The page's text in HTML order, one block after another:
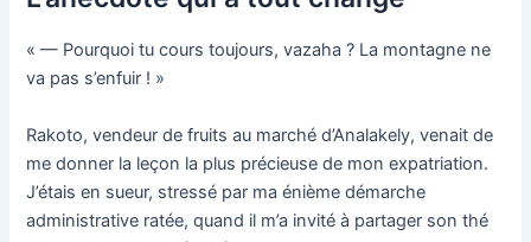
« — Pourquoi tu cours toujours, vazaha ? La montagne ne
va pas s’enfuir ! »
Rakoto, vendeur de fruits au marché d’Analakely, venait de
me donner la leçon la plus précieuse de mon expatriation.
J’étais en sueur, stressé par ma énième démarche
administrative ratée, quand il m’a invité à partager son thé